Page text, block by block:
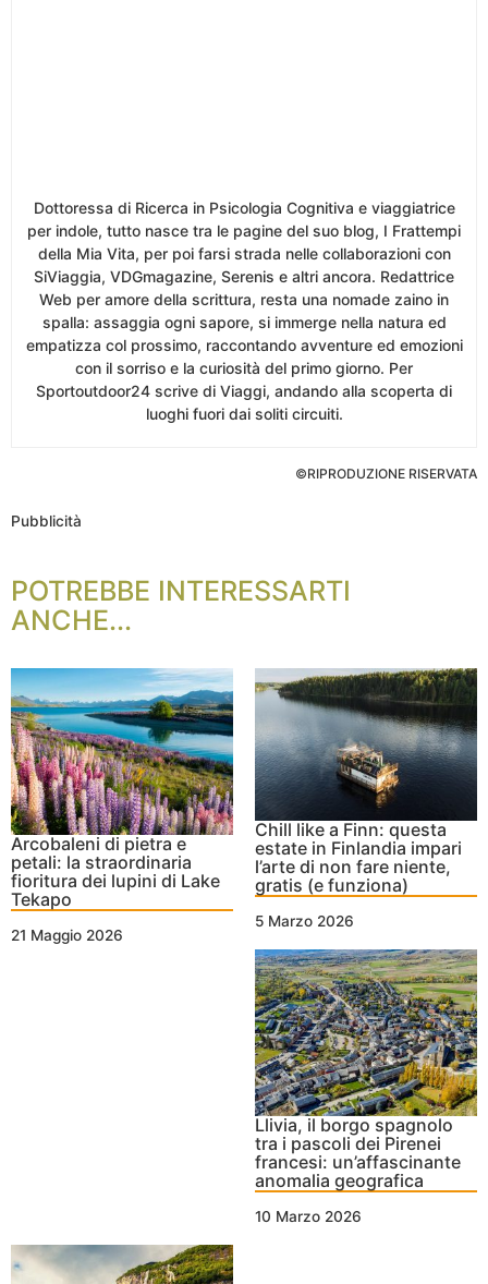
Dottoressa di Ricerca in Psicologia Cognitiva e viaggiatrice
per indole, tutto nasce tra le pagine del suo blog, I Frattempi
della Mia Vita, per poi farsi strada nelle collaborazioni con
SiViaggia, VDGmagazine, Serenis e altri ancora. Redattrice
Web per amore della scrittura, resta una nomade zaino in
spalla: assaggia ogni sapore, si immerge nella natura ed
empatizza col prossimo, raccontando avventure ed emozioni
con il sorriso e la curiosità del primo giorno. Per
Sportoutdoor24 scrive di Viaggi, andando alla scoperta di
luoghi fuori dai soliti circuiti.
©RIPRODUZIONE RISERVATA
Pubblicità
POTREBBE INTERESSARTI
ANCHE...
Arcobaleni di pietra e
petali: la straordinaria
fioritura dei lupini di Lake
Tekapo
21 Maggio 2026
Chill like a Finn: questa
estate in Finlandia impari
l’arte di non fare niente,
gratis (e funziona)
5 Marzo 2026
Llivia, il borgo spagnolo
tra i pascoli dei Pirenei
francesi: un’affascinante
anomalia geografica
10 Marzo 2026